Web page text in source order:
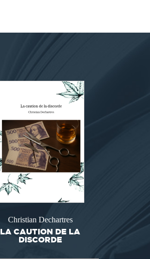
Christian Dechartres
LA CAUTION DE LA
DISCORDE